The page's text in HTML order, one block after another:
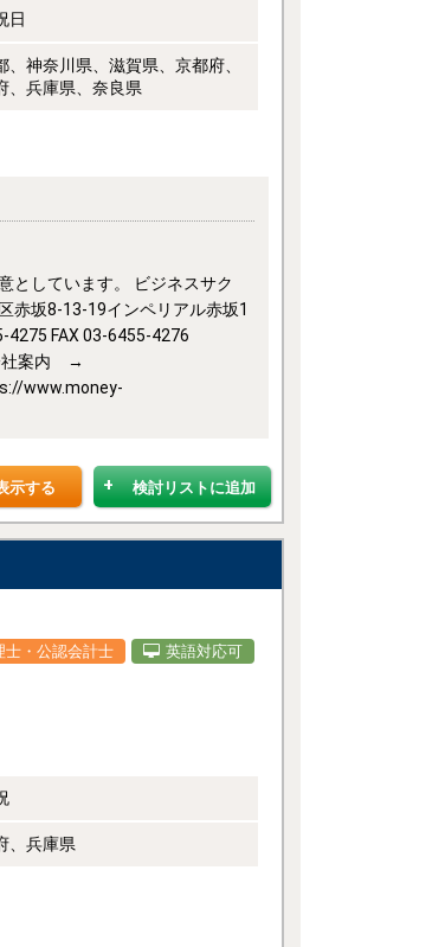
日
、神奈川県、滋賀県、京都府、
、兵庫県、奈良県
としています。 ビジネスサク
赤坂8-13-19インペリアル赤坂1
FAX 03-6455-4276
社案内 →
www.money-
検討リストに追加
示する
士・公認会計士 英語対応可
、兵庫県